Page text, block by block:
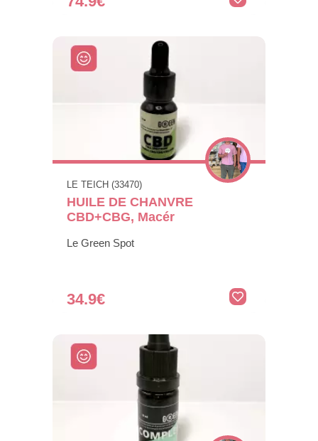
LE TEICH (33470)
HUILE DE CHANVRE
CBD+CBG, Macér
Le Green Spot
34.9€